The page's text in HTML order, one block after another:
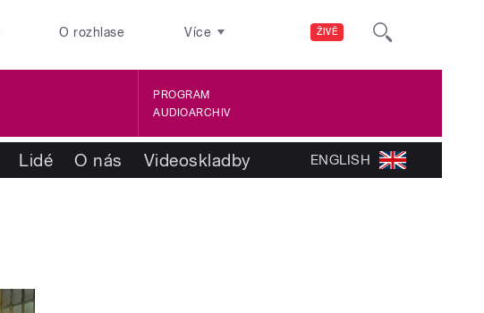
ŽIVĚ
O rozhlase Více
PROGRAM
AUDIOARCHIV
Lidé O nás Videoskladby ENGLISH